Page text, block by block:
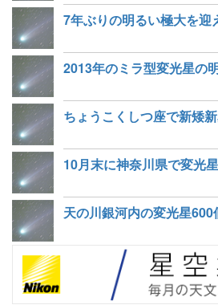
7年ぶりの明るい極大を迎
2013年のミラ型変光星の
ちょうこくしつ座で新矮
10月末に神奈川県で変光